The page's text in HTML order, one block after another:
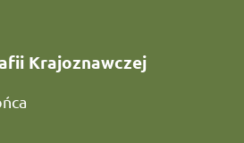
Krajoznawczej